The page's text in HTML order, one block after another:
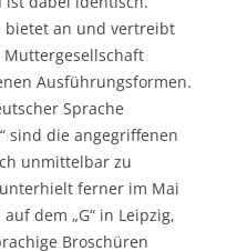
bietet an und vertreibt
Ausführungsformen.
Sprache
sind die angegriffenen
unmittelbar zu
ferner im Mai
dem „G“ in Leipzig,
Broschüren